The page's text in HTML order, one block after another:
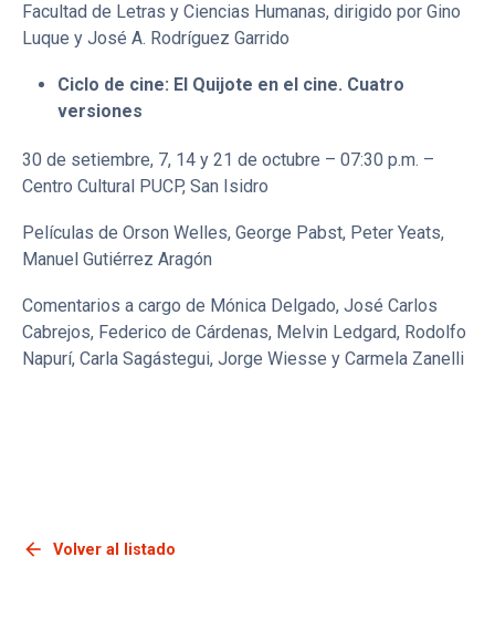
Facultad de Letras y Ciencias Humanas, dirigido por Gino
Luque y José A. Rodríguez Garrido
Ciclo de cine: El Quijote en el cine. Cuatro
versiones
30 de setiembre, 7, 14 y 21 de octubre – 07:30 p.m. –
Centro Cultural PUCP, San Isidro
Películas de Orson Welles, George Pabst, Peter Yeats,
Manuel Gutiérrez Aragón
Comentarios a cargo de Mónica Delgado, José Carlos
Cabrejos, Federico de Cárdenas, Melvin Ledgard, Rodolfo
Napurí, Carla Sagástegui, Jorge Wiesse y Carmela Zanelli
arrow_back Volver al listado